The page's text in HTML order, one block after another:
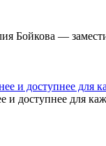
Бойкова —
и доступнее для
и доступнее для